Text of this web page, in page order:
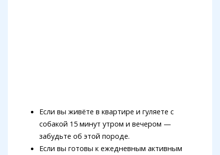
Если вы живёте в квартире и гуляете с
собакой 15 минут утром и вечером —
забудьте об этой породе.
Если вы готовы к ежедневным активным